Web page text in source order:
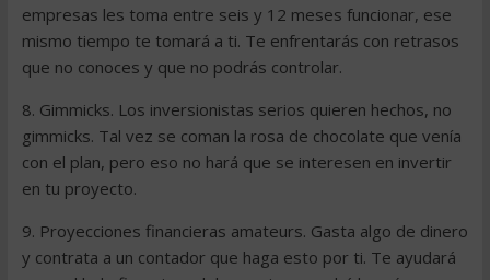
empresas les toma entre seis y 12 meses funcionar, ese
mismo tiempo te tomará a ti. Te enfrentarás con retrasos
que no conoces y que no podrás controlar.
8. Gimmicks. Los inversionistas serios quieren hechos, no
gimmicks. Tal vez se coman la rosa de chocolate que venía
con el plan, pero eso no hará que se interesen en invertir
en tu proyecto.
9. Proyecciones financieras amateurs. Gasta algo de dinero
y contrata a un contador que haga esto por ti. Te ayudará